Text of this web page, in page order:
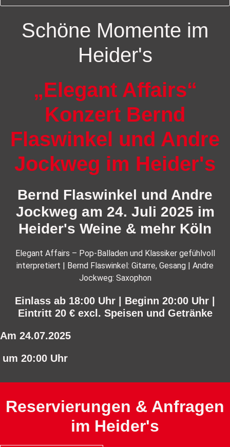
Schöne Momente im
Heider's
„Elegant Affairs“
Konzert Bernd
Flaswinkel und Andre
Jockweg im Heider's
Bernd Flaswinkel und Andre
Jockweg am 24. Juli 2025 im
Heider's Weine & mehr Köln
Elegant Affairs – Pop-Balladen und Klassiker gefühlvoll
interpretiert | Bernd Flaswinkel: Gitarre, Gesang | Andre
Jockweg: Saxophon
Einlass ab 18:00 Uhr | Beginn 20:00 Uhr |
Eintritt 20 € excl. Speisen und Getränke
Am 24.07.2025
um 20:00 Uhr
Reservierungen & Anfragen
im Heider's